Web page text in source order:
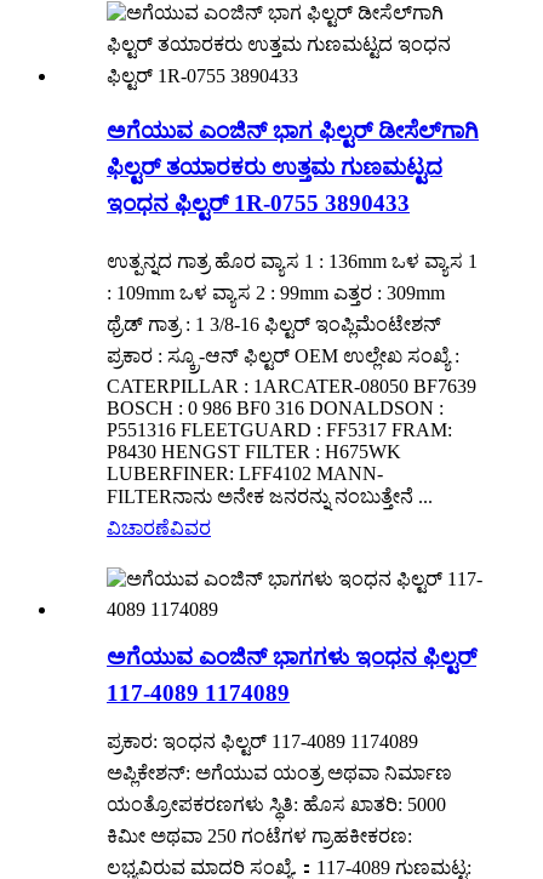
ಅಗೆಯುವ ಎಂಜಿನ್ ಭಾಗ ಫಿಲ್ಟರ್ ಡೀಸೆಲ್‌ಗಾಗಿ
ಫಿಲ್ಟರ್ ತಯಾರಕರು ಉತ್ತಮ ಗುಣಮಟ್ಟದ
ಇಂಧನ ಫಿಲ್ಟರ್ 1R-0755 3890433
ಉತ್ಪನ್ನದ ಗಾತ್ರ ಹೊರ ವ್ಯಾಸ 1 : 136mm ಒಳ ವ್ಯಾಸ 1
: 109mm ಒಳ ವ್ಯಾಸ 2 : 99mm ಎತ್ತರ : 309mm
ಥ್ರೆಡ್ ಗಾತ್ರ : 1 3/8-16 ಫಿಲ್ಟರ್ ಇಂಪ್ಲಿಮೆಂಟೇಶನ್
ಪ್ರಕಾರ : ಸ್ಕ್ರೂ-ಆನ್ ಫಿಲ್ಟರ್ OEM ಉಲ್ಲೇಖ ಸಂಖ್ಯೆ :
CATERPILLAR : 1ARCATER-08050 BF7639
BOSCH : 0 986 BF0 316 DONALDSON :
P551316 FLEETGUARD : FF5317 FRAM:
P8430 HENGST FILTER : H675WK
LUBERFINER: LFF4102 MANN-
FILTERನಾನು ಅನೇಕ ಜನರನ್ನು ನಂಬುತ್ತೇನೆ ...
ವಿಚಾರಣೆವಿವರ
ಅಗೆಯುವ ಎಂಜಿನ್ ಭಾಗಗಳು ಇಂಧನ ಫಿಲ್ಟರ್
117-4089 1174089
ಪ್ರಕಾರ: ಇಂಧನ ಫಿಲ್ಟರ್ 117-4089 1174089
ಅಪ್ಲಿಕೇಶನ್: ಅಗೆಯುವ ಯಂತ್ರ ಅಥವಾ ನಿರ್ಮಾಣ
ಯಂತ್ರೋಪಕರಣಗಳು ಸ್ಥಿತಿ: ಹೊಸ ಖಾತರಿ: 5000
ಕಿಮೀ ಅಥವಾ 250 ಗಂಟೆಗಳ ಗ್ರಾಹಕೀಕರಣ:
ಲಭ್ಯವಿರುವ ಮಾದರಿ ಸಂಖ್ಯೆ.：117-4089 ಗುಣಮಟ್ಟ: